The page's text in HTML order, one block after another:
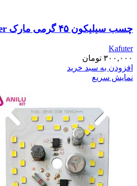
چسب سیلیکون ۴۵ گرمی مارک Kafuter مدل K-704
Kafuter
۳۰۰,۰۰۰ تومان
افزودن به سبد خرید
نمایش سریع